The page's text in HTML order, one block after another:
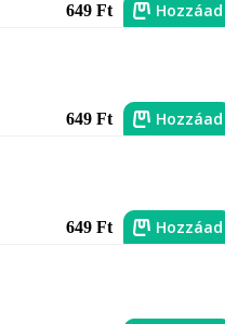
649 Ft Hozzáad
649 Ft Hozzáad
649 Ft Hozzáad